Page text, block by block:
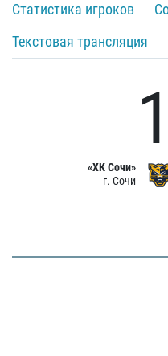
Статистика игроков
Текстовая трансляция
«ХК Сочи»
г. Сочи